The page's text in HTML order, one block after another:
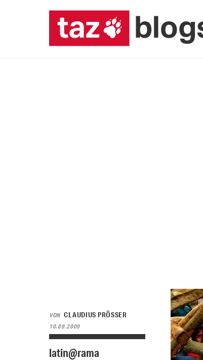
VON CLAUDIUS PRÖSSER
10.09.2009
latin@rama